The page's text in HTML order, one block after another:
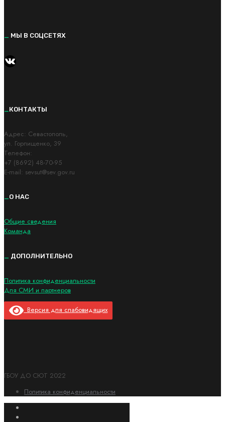
_ МЫ В СОЦСЕТЯХ
https://vk.com/kvantorium92
КОНТАКТЫ
Адрес: Cевастополь,
ул. Горпищенко, 39
Телефон:
+7 (8692) 48-70-95
E-mail: sevsut@sev.gov.ru
_О НАС
Общие сведения
Команда
ДОПОЛНИТЕЛЬНО
Политика конфиденциальности
Для СМИ и партнеров
Версия для слабовидящих
ГБОУ ДО СЮТ 2022
Политика конфиденциальности